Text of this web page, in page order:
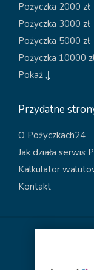
Pożyczka 2000 zł
Pożyczka 3000 zł
Pożyczka 5000 zł
Pożyczka 10000
Pokaż
Przydatne
O Pożyczkach24
Jak działa serwis
Kalkulator
Kontakt